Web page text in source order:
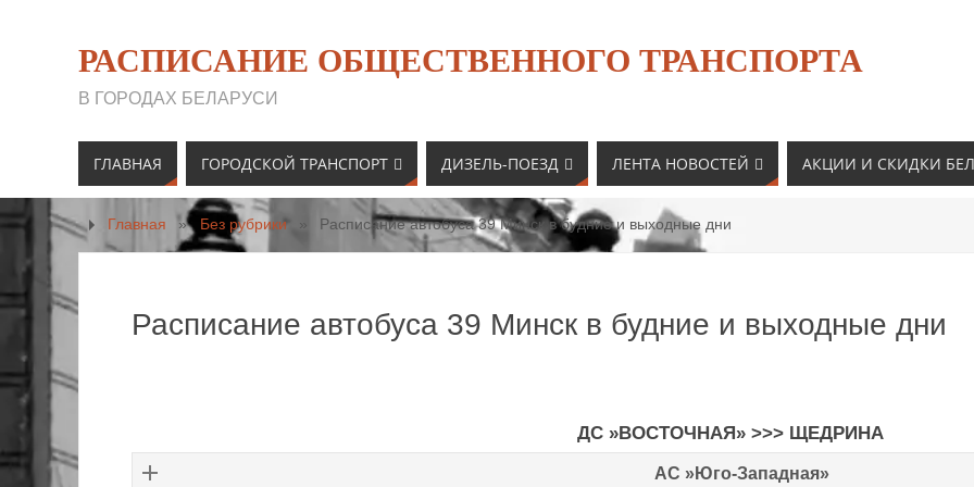
РАСПИСАНИЕ ОБЩЕСТВЕННОГО ТРАНСПОРТА
В ГОРОДАХ БЕЛАРУСИ
ГЛАВНАЯ ГОРОДСКОЙ ТРАНСПОРТ ДИЗЕЛЬ-ПОЕЗД ЛЕНТА НОВОСТЕЙ АКЦИИ И СКИДКИ
Главная » Без рубрики » Расписание автобуса 39 Минск в будние и выходные дни
Расписание автобуса 39 Минск в будние и выходные дни
ДС »ВОСТОЧНАЯ» >>> ЩЕДРИНА
АС »Юго-Западная»